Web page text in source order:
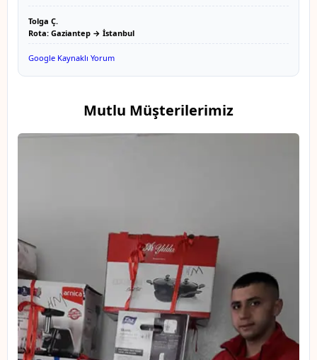
Tolga Ç.
Rota: Gaziantep → İstanbul
Google Kaynaklı Yorum
Mutlu Müşterilerimiz